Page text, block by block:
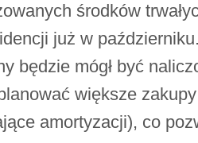
środków
już w
będzie mógł być
większe
amortyzacji), co